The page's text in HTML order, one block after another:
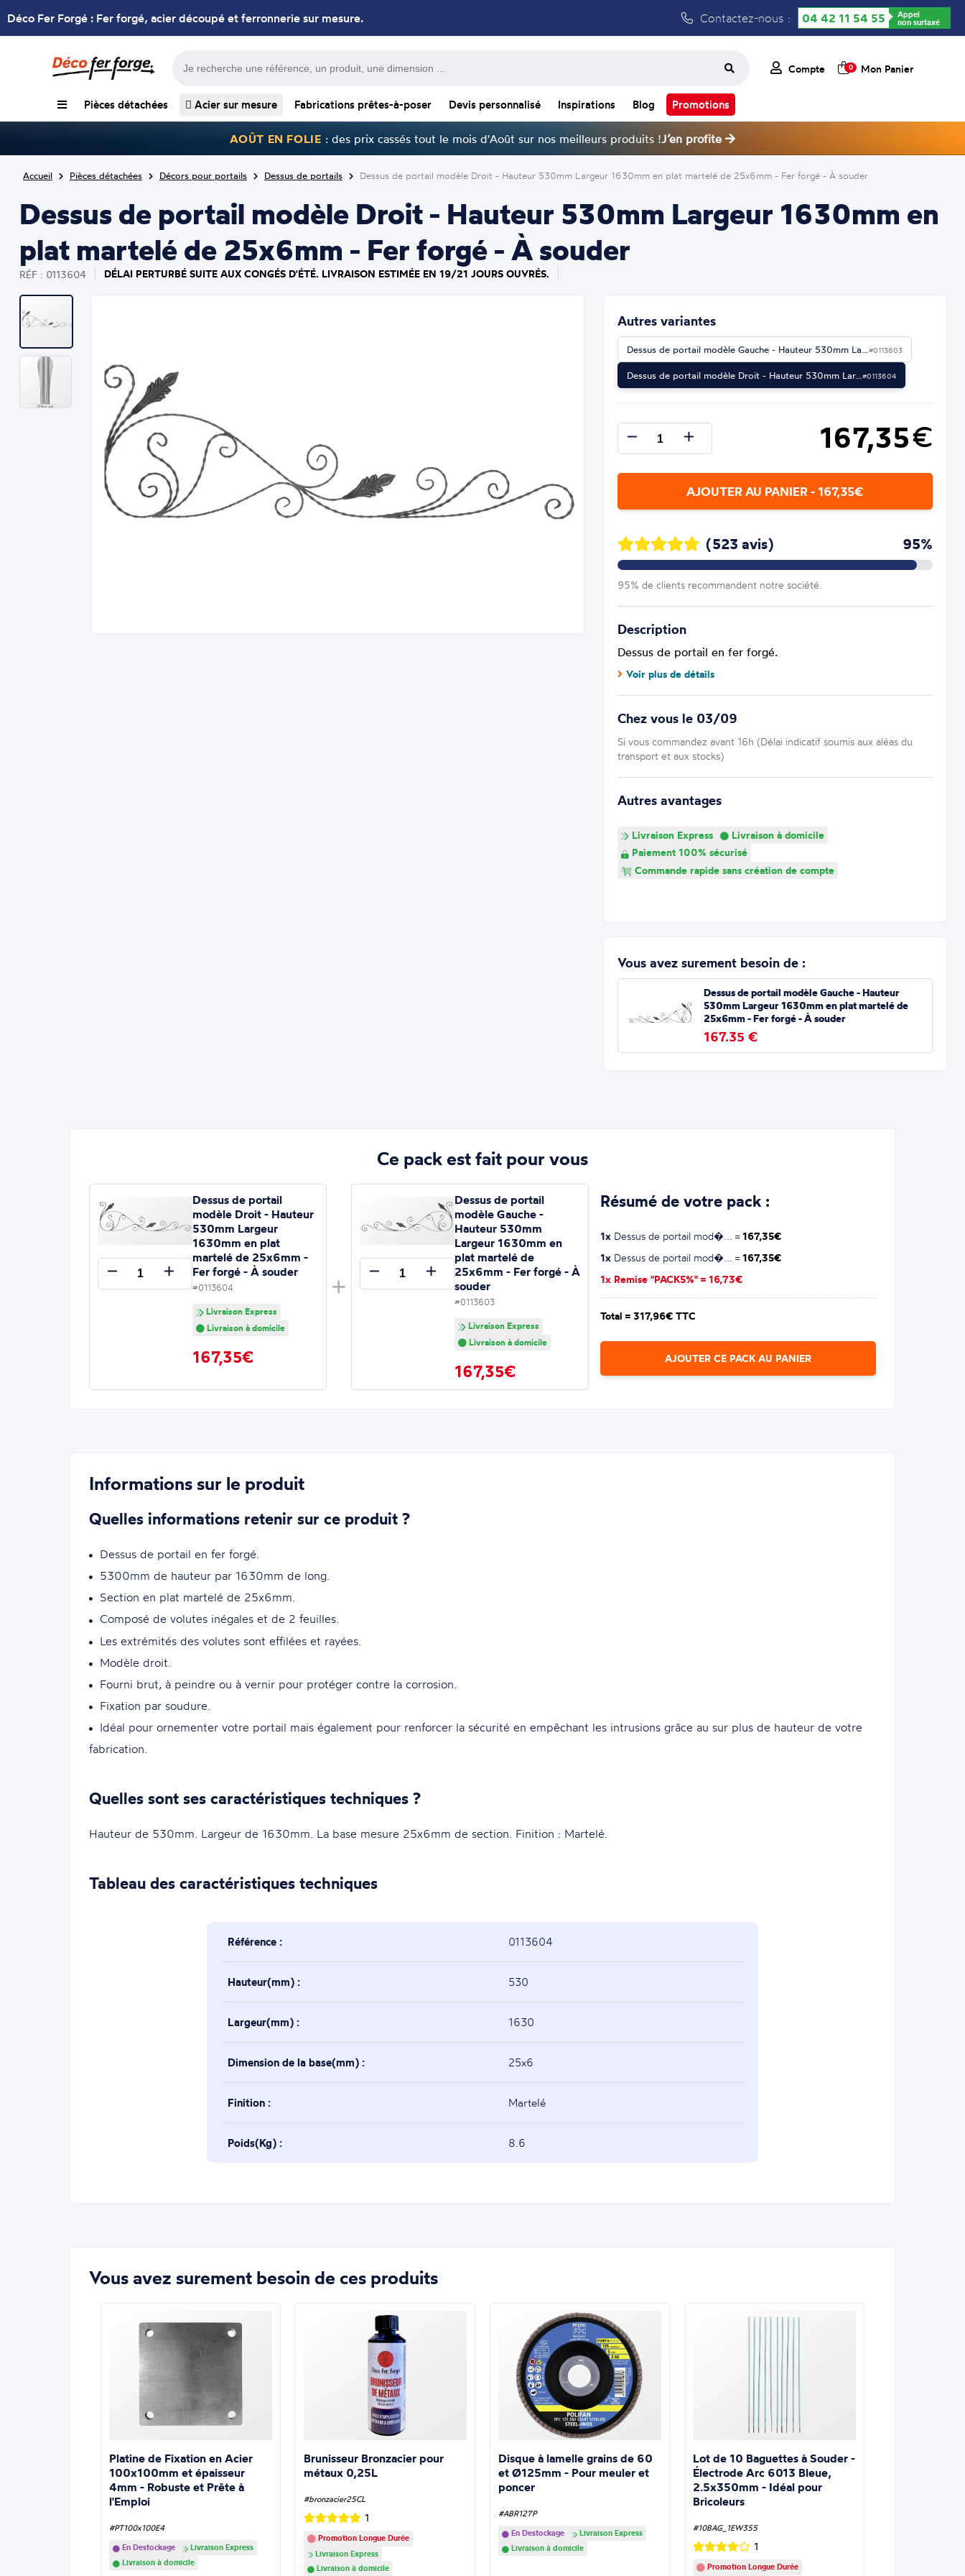
Déco Fer Forgé : Fer forgé, acier découpé et ferronnerie sur mesure. Contactez-nous : 04 42 11 54 55 Appel
non surtaxé
Compte 0 Mon Panier
Pièces détachées Acier sur mesure Fabrications prêtes-à-poser Devis personnalisé Inspirations Blog Promotions
AOÛT EN FOLIE : des prix cassés tout le mois d'Août sur nos meilleurs produits !J’en profite
Accueil Pièces détachées Décors pour portails Dessus de portails Dessus de portail modèle Droit - Hauteur 530mm Largeur 1630mm en plat martelé de 25x6mm - Fer forgé - À souder
Dessus de portail modèle Droit - Hauteur 530mm Largeur 1630mm en
plat martelé de 25x6mm - Fer forgé - À souder
RÉF : 0113604 DÉLAI PERTURBÉ SUITE AUX CONGÉS D'ÉTÉ. LIVRAISON ESTIMÉE EN 19/21 JOURS OUVRÉS.
Autres variantes
Dessus de portail modèle Gauche - Hauteur 530mm La… #0113603
Dessus de portail modèle Droit - Hauteur 530mm Lar… #0113604
167,35€
AJOUTER AU PANIER - 167,35€
(523 avis) 95%
95% de clients recommandent notre société.
Description
Dessus de portail en fer forgé.
Voir plus de détails
Chez vous le 03/09
Si vous commandez avant 16h (Délai indicatif soumis aux aléas du
transport et aux stocks)
Autres avantages
Livraison Express
Livraison à domicile
Paiement 100% sécurisé
Commande rapide sans création de compte
Vous avez surement besoin de :
Dessus de portail modèle Gauche - Hauteur
530mm Largeur 1630mm en plat martelé de
25x6mm - Fer forgé - À souder
167.35 €
Ce pack est fait pour vous
Dessus de portail
modèle Droit - Hauteur
530mm Largeur
1630mm en plat
martelé de 25x6mm -
Fer forgé - À souder
#0113604
Livraison Express
Livraison à domicile
167,35€
Dessus de portail
modèle Gauche -
Hauteur 530mm
Largeur 1630mm en
plat martelé de
25x6mm - Fer forgé - À
souder
#0113603
Livraison Express
Livraison à domicile
167,35€
Résumé de votre pack :
1x Dessus de portail mod�... =167,35€
1x Dessus de portail mod�... =167,35€
1x Remise "PACK5%" =16,73€
Total = 317,96€ TTC
AJOUTER CE PACK AU PANIER
Informations sur le produit
Quelles informations retenir sur ce produit ?
Dessus de portail en fer forgé.
5300mm de hauteur par 1630mm de long.
Section en plat martelé de 25x6mm.
Composé de volutes inégales et de 2 feuilles.
Les extrémités des volutes sont effilées et rayées.
Modèle droit.
Fourni brut, à peindre ou à vernir pour protéger contre la corrosion.
Fixation par soudure.
Idéal pour ornementer votre portail mais également pour renforcer la sécurité en empêchant les intrusions grâce au sur plus de hauteur de votre
fabrication.
Quelles sont ses caractéristiques techniques ?
Hauteur de 530mm. Largeur de 1630mm. La base mesure 25x6mm de section. Finition : Martelé.
Tableau des caractéristiques techniques
Référence : 0113604
Hauteur(mm) : 530
Largeur(mm) : 1630
Dimension de la base(mm) : 25x6
Finition : Martelé
Poids(Kg) : 8.6
Vous avez surement besoin de ces produits
Platine de Fixation en Acier
100x100mm et épaisseur
4mm - Robuste et Prête à
l'Emploi
#PT100x100E4
En Destockage
Livraison Express
Livraison à domicile
Brunisseur Bronzacier pour
métaux 0,25L
#bronzacier25CL
1
Promotion Longue Durée
Livraison Express
Livraison à domicile
Disque à lamelle grains de 60
et Ø125mm - Pour meuler et
poncer
#ABR127P
En Destockage
Livraison Express
Livraison à domicile
Lot de 10 Baguettes à Souder -
Électrode Arc 6013 Bleue,
2.5x350mm - Idéal pour
Bricoleurs
#10BAG_1EW355
1
Promotion Longue Durée